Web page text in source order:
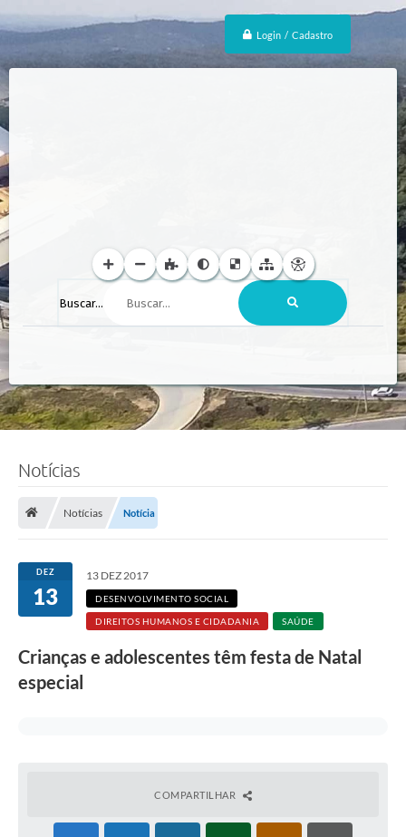
Login / Cadastro
Buscar...
Notícias
Notícias Notícia
DEZ
13
13 DEZ 2017
DESENVOLVIMENTO SOCIAL
DIREITOS HUMANOS E CIDADANIA SAÚDE
Crianças e adolescentes têm festa de Natal
especial
COMPARTILHAR